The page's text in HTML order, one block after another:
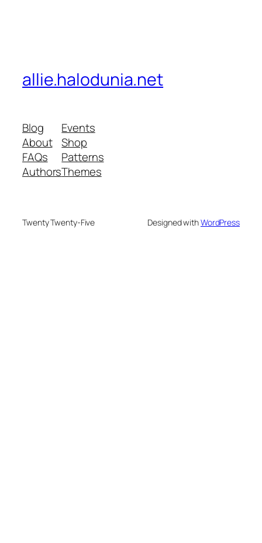
allie.halodunia.net
Blog
About
FAQs
Authors
Events
Shop
Patterns
Themes
Twenty Twenty-Five Designed withWordPress